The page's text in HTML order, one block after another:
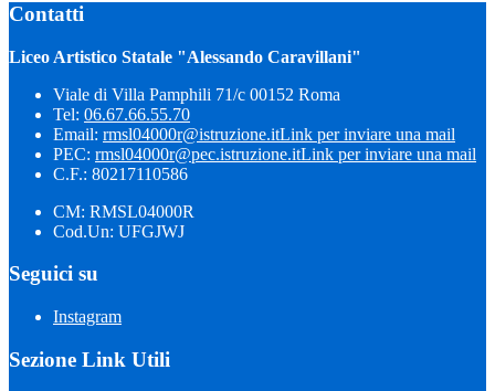
Contatti
Liceo Artistico Statale "Alessando Caravillani"
Viale di Villa Pamphili 71/c 00152 Roma
Tel: 06.67.66.55.70
Email: rmsl04000r@istruzione.itLink per inviare una mail
PEC: rmsl04000r@pec.istruzione.itLink per inviare una mail
C.F.: 80217110586
CM: RMSL04000R
Cod.Un: UFGJWJ
Seguici su
Instagram
Sezione Link Utili